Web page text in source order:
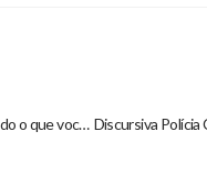
Concurso PC MG: tudo o que você precisa saber para perito criminal